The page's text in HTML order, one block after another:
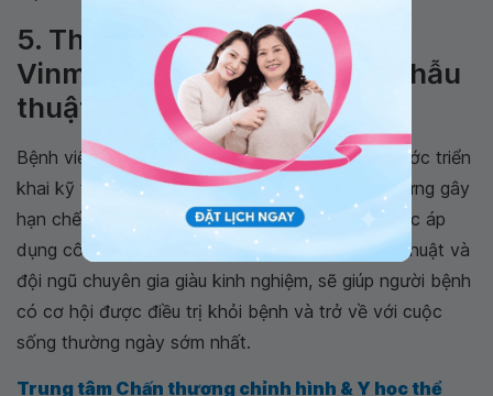
5. Thế mạnh của Bệnh viện
Vinmec trong việc áp dụng phẫu
thuật thay khớp khuỷu
Bệnh viện Vinmec là cơ sở duy nhất trong cả nước triển
khai kỹ thuật thay khớp khuỷu điều trị các di chứng gây
hạn chế hoặc mất vận động khớp khuỷu. Với việc áp
dụng công nghệ hiện đại 3D phục vụ cho phẫu thuật và
đội ngũ chuyên gia giàu kinh nghiệm, sẽ giúp người bệnh
có cơ hội được điều trị khỏi bệnh và trở về với cuộc
sống thường ngày sớm nhất.
Trung tâm Chấn thương chỉnh hình & Y học thể